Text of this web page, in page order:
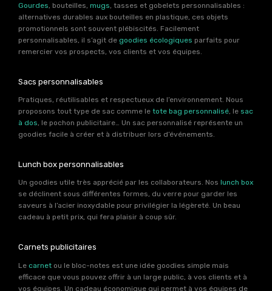
Gourdes , bouteilles, mugs , tasses et gobelets personnalisables :
alternatives durables aux bouteilles en plastique, ces objets
promotionnels sont souvent plébiscités. Facilement
personnalisables, il s’agit de goodies écologiques parfaits pour
remercier vos prospects, vos clients et vos équipes.
Sacs personnalisables
Pratiques, réutilisables et respectueux de l’environnement. Nous
proposons tout type de sac comme le tote bag personnalisé, le sac
à dos, le pochon publicitaire… Un sac personnalisé représente un
goodies facile à créer et à distribuer lors d’événements.
Lunch box personnalisables
Un goodies utile très apprécié par les collaborateurs. Nos lunch box
se déclinent sous différentes formes, du verre pour garder les
saveurs à l’acier inoxydable pour privilégier la légèreté. Un beau
cadeau à petit prix, qui fera plaisir à coup sûr.
Carnets publicitaires
Le carnet ou le bloc-notes est une idée goodies simple mais
efficace que vous pouvez offrir à un large public, à vos clients et à
vos équipes. Un cadeau économique qui permet à vos équipes de